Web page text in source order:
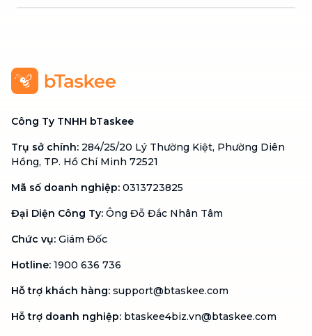
Công Ty TNHH bTaskee
Trụ sở chính: 284/25/20 Lý Thường Kiệt, Phường Diên
Hồng, TP. Hồ Chí Minh 72521
Mã số doanh nghiệp: 0313723825
Đại Diện Công Ty: Ông Đỗ Đắc Nhân Tâm
Chức vụ: Giám Đốc
Hotline: 1900 636 736
Hỗ trợ khách hàng: support@btaskee.com
Hỗ trợ doanh nghiệp: btaskee4biz.vn@btaskee.com